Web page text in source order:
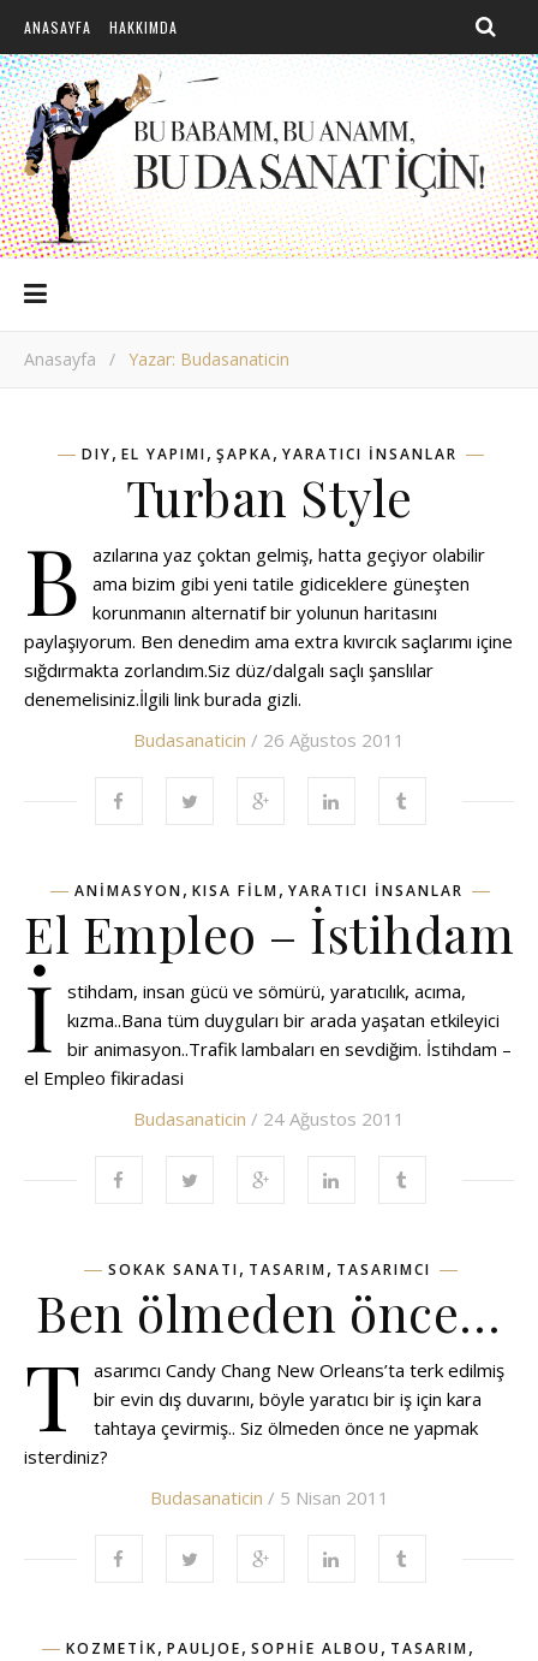
ANASAYFA HAKKIMDA
Anasayfa / Yazar: Budasanaticin
DIY, EL YAPIMI, ŞAPKA, YARATICI INSANLAR
Turban Style
B
azılarına yaz çoktan gelmiş, hatta geçiyor olabilir
ama bizim gibi yeni tatile gidiceklere güneşten
korunmanın alternatif bir yolunun haritasını
paylaşıyorum. Ben denedim ama extra kıvırcık saçlarımı içine
sığdırmakta zorlandım.Siz düz/dalgalı saçlı şanslılar
denemelisiniz.İlgili link burada gizli.
Budasanaticin / 26 Ağustos 2011
ANIMASYON, KISA FILM, YARATICI INSANLAR
El Empleo – İstihdam
İ
stihdam, insan gücü ve sömürü, yaratıcılık, acıma,
kızma..Bana tüm duyguları bir arada yaşatan etkileyici
bir animasyon..Trafik lambaları en sevdiğim. İstihdam –
el Empleo fikiradasi
Budasanaticin / 24 Ağustos 2011
SOKAK SANATI, TASARIM, TASARIMCI
Ben ölmeden önce…
T asarımcı Candy Chang New Orleans’ta terk edilmiş
bir evin dış duvarını, böyle yaratıcı bir iş için kara
tahtaya çevirmiş.. Siz ölmeden önce ne yapmak
isterdiniz?
Budasanaticin / 5 Nisan 2011
KOZMETIK, PAULJOE, SOPHIE ALBOU, TASARIM,